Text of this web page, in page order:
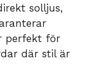
solljus,
perfekt för
där stil är